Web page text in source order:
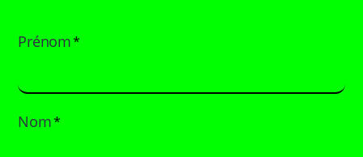
Prénom*
Nom*